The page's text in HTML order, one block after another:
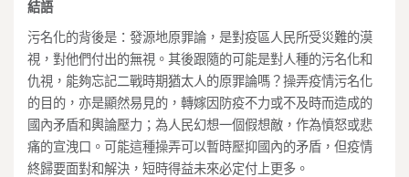
結語
污名化的背後是：發源地原罪論，是對疫區人民所受災難的漠
視，對他們付出的無視。其後跟隨的可能是對人種的污名化和
仇視，能夠忘記二戰時期猶太人的原罪論嗎？操弄疫情污名化
的目的，亦是顯然易見的，轉嫁因防疫不力或不及時而造成的
國內矛盾和輿論壓力；為人民幻想一個假想敵，作為憤怒或悲
痛的宣洩口。可能這種操弄可以暫時壓抑國內的矛盾，但疫情
終歸要面對和解決，短時得益未來必定付上更多。